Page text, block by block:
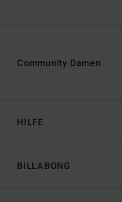
HILFE
BILLABONG
Community Damen